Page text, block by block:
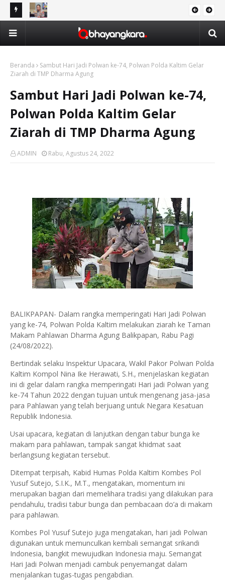
Wakapolresta Balikpapan: Tidak Ada Kompromi bagi Pelaku
Kejahatan Narkotika
47
Beranda
Sambut Hari Jadi Polwan ke-74, Polwan Polda Kaltim Gelar
Ziarah di TMP Dharma Agung
Sambut Hari Jadi Polwan ke-74,
Polwan Polda Kaltim Gelar
Ziarah di TMP Dharma Agung
ADMIN Rabu, Agustus 24, 2022
BALIKPAPAN- Dalam rangka memperingati Hari Jadi Polwan
yang ke-74, Polwan Polda Kaltim melakukan ziarah ke Taman
Makam Pahlawan Dharma Agung Balikpapan, Rabu Pagi
(24/08/2022).
Bertindak selaku Inspektur Upacara, Wakil Pakor Polwan Polda
Kaltim Kompol Nina Ike Herawati, S.H., menjelaskan kegiatan
ini di gelar dalam rangka memperingati Hari jadi Polwan yang
ke-74 Tahun 2022 dengan tujuan untuk mengenang jasa-jasa
para Pahlawan yang telah berjuang untuk Negara Kesatuan
Republik Indonesia.
Usai upacara, kegiatan di lanjutkan dengan tabur bunga ke
makam para pahlawan, tampak sangat khidmat saat
berlangsung kegiatan tersebut.
Ditempat terpisah, Kabid Humas Polda Kaltim Kombes Pol
Yusuf Sutejo, S.I.K., M.T., mengatakan, momentum ini
merupakan bagian dari memelihara tradisi yang dilakukan para
pendahulu, tradisi tabur bunga dan pembacaan do’a di makam
para pahlawan.
Kombes Pol Yusuf Sutejo juga mengatakan, hari jadi Polwan
digunakan untuk memunculkan kembali semangat srikandi
Indonesia, bangkit mewujudkan Indonesia maju. Semangat
Hari Jadi Polwan menjadi cambuk penyemangat dalam
menjalankan tugas-tugas pengabdian.